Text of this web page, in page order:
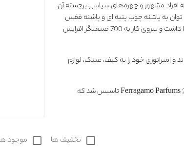
افراد مشهور و چهره‌های سیاسی برجسته آن
توان به پاشنه چوب پنبه ای و پاشنه قفس
اشاره کرد. در دهه 1950، او فروشگاه هایی در ایالات متحده و همچنین ایتالیا داشت و نیروی کار به 700 صنعتگر افزایش
ماند و امپراتوری خود را به کیف، عینک، لوازم
اولین عطر زنانه Salvatore Ferragamo در سال 1998 عرضه شد. در سال 2001 Ferragamo Parfums تاسیس شد که
check_box_outline_blank تخفیف ها check_box_outline_blank موجود